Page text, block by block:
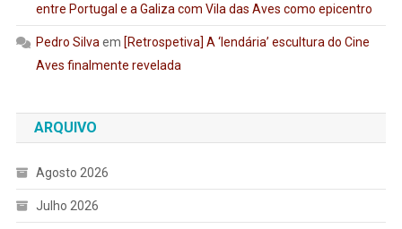
entre Portugal e a Galiza com Vila das Aves como epicentro
Pedro Silvaem [Retrospetiva] A ‘lendária’ escultura do Cine
Aves finalmente revelada
ARQUIVO
Agosto 2026
Julho 2026